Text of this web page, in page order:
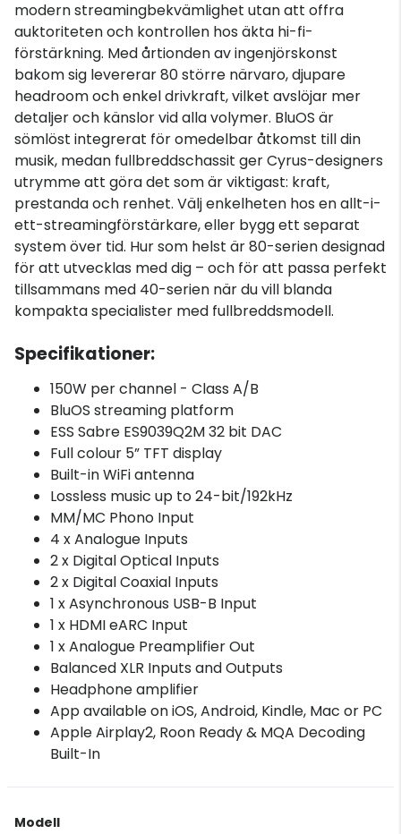
modern streamingbekvämlighet utan att offra
auktoriteten och kontrollen hos äkta hi-fi-
förstärkning. Med årtionden av ingenjörskonst
bakom sig levererar 80 större närvaro, djupare
headroom och enkel drivkraft, vilket avslöjar mer
detaljer och känslor vid alla volymer. BluOS är
sömlöst integrerat för omedelbar åtkomst till din
musik, medan fullbreddschassit ger Cyrus-designers
utrymme att göra det som är viktigast: kraft,
prestanda och renhet. Välj enkelheten hos en allt-i-
ett-streamingförstärkare, eller bygg ett separat
system över tid. Hur som helst är 80-serien designad
för att utvecklas med dig – och för att passa perfekt
tillsammans med 40-serien när du vill blanda
kompakta specialister med fullbreddsmodell.
Specifikationer:
150W per channel - Class A/B
BluOS streaming platform
ESS Sabre ES9039Q2M 32 bit DAC
Full colour 5” TFT display
Built-in WiFi antenna
Lossless music up to 24-bit/192kHz
MM/MC Phono Input
4 x Analogue Inputs
2 x Digital Optical Inputs
2 x Digital Coaxial Inputs
1 x Asynchronous USB-B Input
1 x HDMI eARC Input
1 x Analogue Preamplifier Out
Balanced XLR Inputs and Outputs
Headphone amplifier
App available on iOS, Android, Kindle, Mac or PC
Apple Airplay2, Roon Ready & MQA Decoding
Built-In
Modell